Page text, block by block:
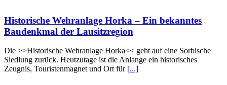
Historische Wehranlage Horka – Ein bekanntes
Baudenkmal der Lausitzregion
Die >>Historische Wehranlage Horka<< geht auf eine Sorbische
Siedlung zurück. Heutzutage ist die Anlange ein historisches
Zeugnis, Touristenmagnet und Ort für [...]